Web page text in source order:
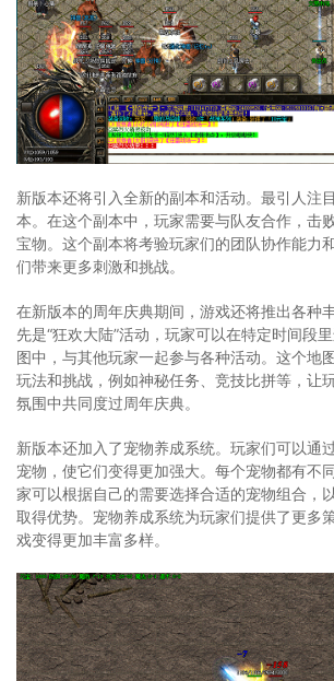
新版本还将引入全新的副本和活动。最引人注
本。在这个副本中，玩家需要与队友合作，击
宝物。这个副本将考验玩家们的团队协作能力
们带来更多刺激和挑战。
在新版本的周年庆典期间，游戏还将推出各种
先是“狂欢大陆”活动，玩家可以在特定时间段
图中，与其他玩家一起参与各种活动。这个地
玩法和挑战，例如神秘任务、竞技比拼等，让
氛围中共同度过周年庆典。
新版本还加入了宠物养成系统。玩家们可以通
宠物，使它们变得更加强大。每个宠物都有不
家可以根据自己的需要选择合适的宠物组合，
取得优势。宠物养成系统为玩家们提供了更多
戏变得更加丰富多样。